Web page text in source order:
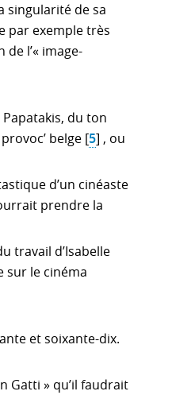
singularité de sa
par exemple très
l’« image-
du ton
belge [5] , ou
d’un cinéaste
prendre la
travail d’Isabelle
sur le cinéma
et soixante-dix.
Gatti » qu’il faudrait